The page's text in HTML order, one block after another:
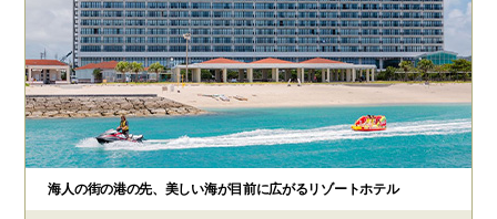
海人の街の港の先、美しい海が目前に広がるリゾートホテル